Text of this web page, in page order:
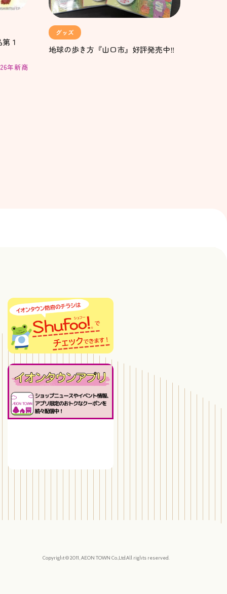
１
年新商
グッズ
地球の歩き方『山口市』好評発売中‼
Copyright © 2011, AEON TOWN Co.,Ltd.All rights reserved.